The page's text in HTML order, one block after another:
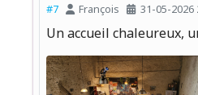
#7 François 31-05-2026
Un accueil chaleureux,